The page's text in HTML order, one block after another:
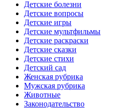
Детские болезни
Детские вопросы
Детские игры
Детские мультфильмы
Детские раскраски
Детские сказки
Детские стихи
Детский сад
Женская рубрика
Мужская рубрика
Животные
Законодательство